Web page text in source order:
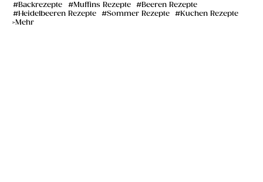
Backrezepte Muffins Rezepte
Beeren Rezepte
Heidelbeeren Rezepte
Sommer Rezepte
Kuchen Rezepte
Mehr